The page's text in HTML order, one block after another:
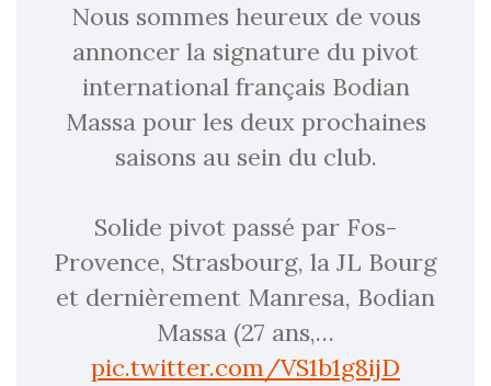
Nous sommes heureux de vous
annoncer la signature du pivot
international français Bodian
Massa pour les deux prochaines
saisons au sein du club.
Solide pivot passé par Fos-
Provence, Strasbourg, la JL Bourg
et dernièrement Manresa, Bodian
Massa (27 ans,…
pic.twitter.com/VS1b1g8ijD